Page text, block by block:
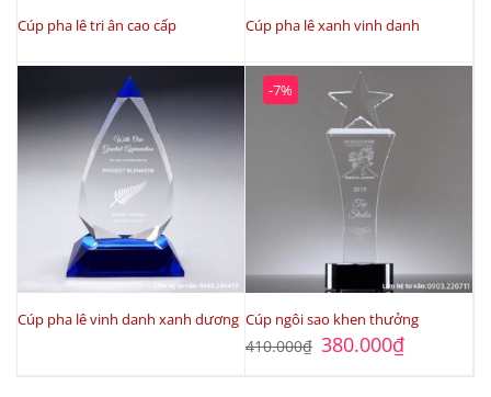
Cúp pha lê tri ân cao cấp Cúp pha lê xanh vinh danh
Cúp pha lê vinh danh xanh dương
-7%
Cúp ngôi sao khen thưởng
410.000₫ Giá
gốc
380.000₫Giá